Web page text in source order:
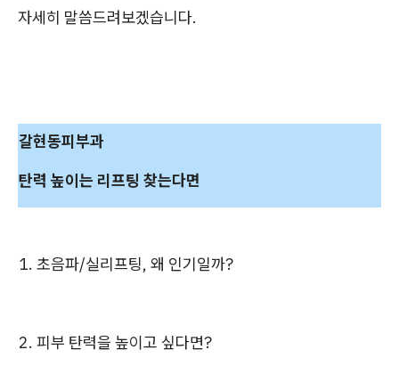
자세히 말씀드려보겠습니다.
갈현동피부과
탄력 높이는 리프팅 찾는다면
1. 초음파/실리프팅, 왜 인기일까?
2. 피부 탄력을 높이고 싶다면?